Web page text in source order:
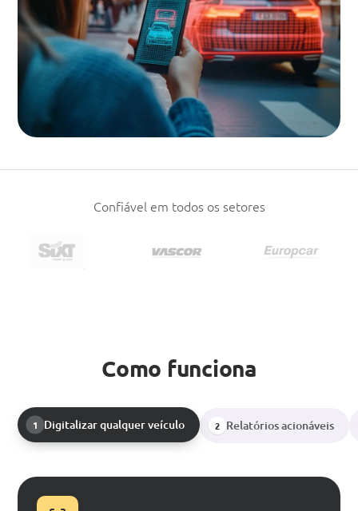
Confiável em todos os setores
Como funciona
1 Digitalizar qualquer veículo 2 Relatórios acionáveis